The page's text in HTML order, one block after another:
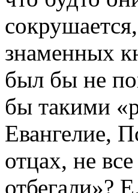
знаменных
был бы не
бы такими
Евангелие,
отцах, не
отбегали»?